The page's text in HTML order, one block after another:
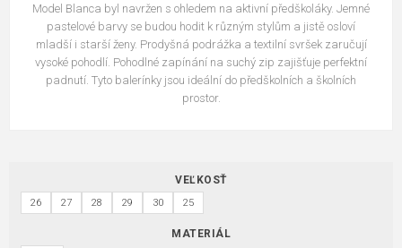
Model Blanca byl navržen s ohledem na aktivní předškoláky. Jemné
pastelové barvy se budou hodit k různým stylům a jistě osloví
mladší i starší ženy. Prodyšná podrážka a textilní svršek zaručují
vysoké pohodlí. Pohodlné zapínání na suchý zip zajišťuje perfektní
padnutí. Tyto balerínky jsou ideální do předškolních a školních
prostor.
VEĽKOSŤ
26 27 28 29 30 25
MATERIÁL